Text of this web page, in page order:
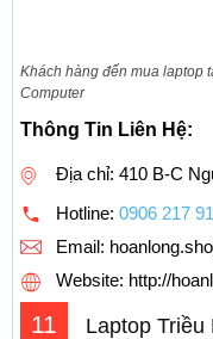
Khách hàng đến mua laptop
Computer
Thông Tin Liên Hệ:
Địa chỉ: 410 B-C
Hotline: 0906 217
Email:
Website: http://
11 Laptop Triều